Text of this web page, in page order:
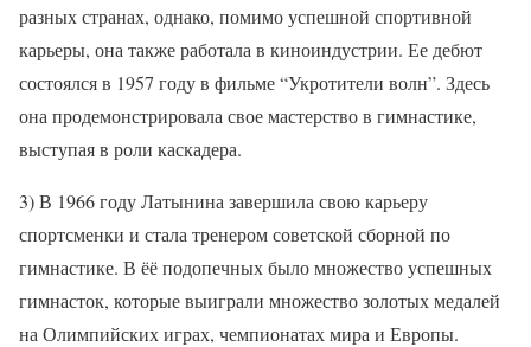
разных странах, однако, помимо успешной спортивной
карьеры, она также работала в киноиндустрии. Ее дебют
состоялся в 1957 году в фильме “Укротители волн”. Здесь
она продемонстрировала свое мастерство в гимнастике,
выступая в роли каскадера.
3) В 1966 году Латынина завершила свою карьеру
спортсменки и стала тренером советской сборной по
гимнастике. В ёё подопечных было множество успешных
гимнасток, которые выиграли множество золотых медалей
на Олимпийских играх, чемпионатах мира и Европы.